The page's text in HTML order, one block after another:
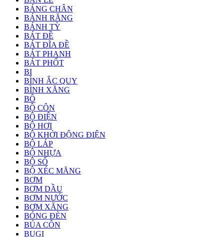
BÁNG CHÂN
BÁNH RĂNG
BÁNH TỲ
BÁT ĐỀ
BÁT ĐĨA ĐỀ
BÁT PHANH
BÁT PHỐT
BI
BÌNH ẮC QUY
BÌNH XĂNG
BÔ
BỘ CÔN
BỘ ĐIỆN
BỘ HƠI
BỘ KHỞI ĐỘNG ĐIỆN
BỘ LÁP
BỘ NHỰA
BỘ SỐ
BỘ XÉC MĂNG
BƠM
BƠM DẦU
BƠM NƯỚC
BƠM XĂNG
BÓNG ĐÈN
BÚA CÔN
BUGI